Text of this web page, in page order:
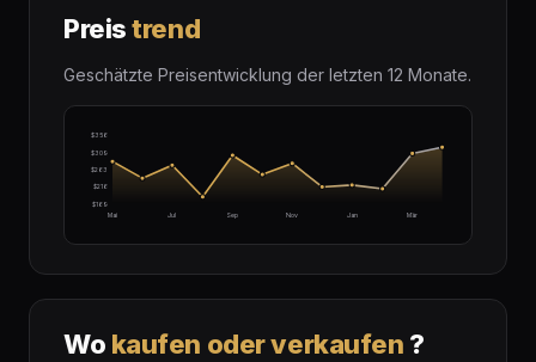
Preistrend
Geschätzte Preisentwicklung der letzten 12 Monate.
$169
$216
$263
$309
$356
Mai Jul Sep Nov Jan Mär
Wo kaufen oder verkaufen ?